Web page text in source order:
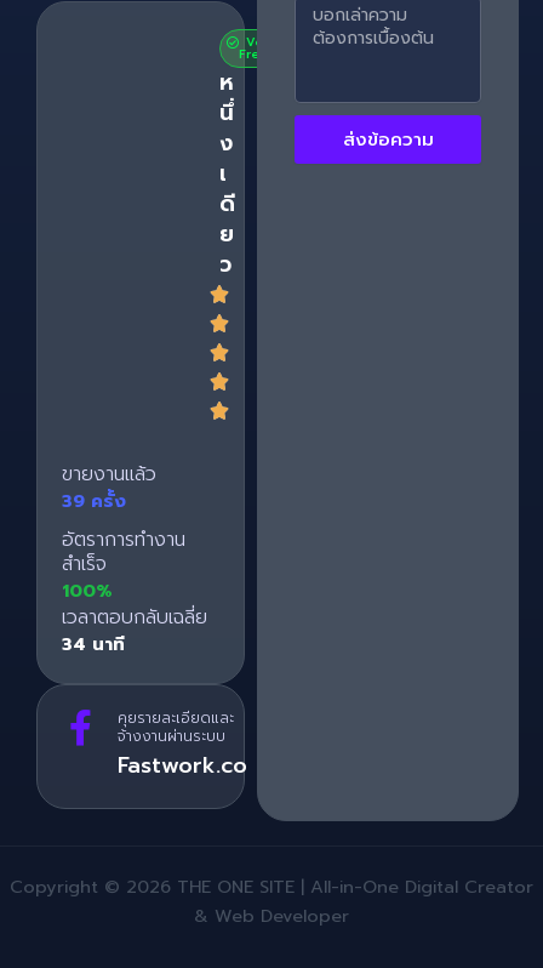
ห
นึ่
ง
เ
ดี
ย
ว
Verified
Freelance
ขายงานแล้ว
39 ครั้ง
อัตราการทำงาน
สำเร็จ
100%
เวลาตอบกลับเฉลี่ย
34 นาที
คุยรายละเอียดและ
จ้างงานผ่านระบบ
Fastwork.co
ส่งข้อความ
Copyright © 2026 THE ONE SITE | All-in-One Digital Creator
& Web Developer